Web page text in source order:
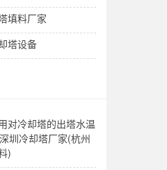
填料厂家
塔设备
对冷却塔的出塔水温
圳冷却塔厂家(杭州
)